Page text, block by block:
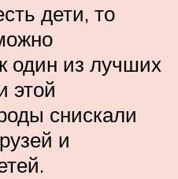
дети, то
один из лучших
этой
снискали
и